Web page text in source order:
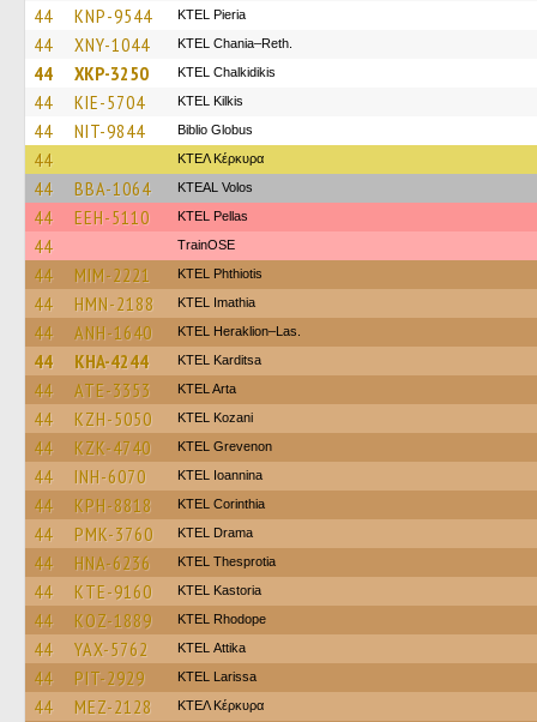
44 KNP-9544 KTEL Pieria
44 XNY-1044 KTEL Chania–Reth.
44 XKP-3250 ΚΤΕL Chalkidikis
44 KIE-5704 KTEL Kilkis
44 NIT-9844 Biblio Globus
44 ΚΤΕΛ Κέρκυρα
44 BBA-1064 KTEAL Volos
44 EEH-5110 KTEL Pellas
44 TrainΟSE
44 MIM-2221 ΚΤΕL Phthiotis
44 HMN-2188 KTEL Imathia
44 ANH-1640 KTEL Heraklion–Las.
44 KHA-4244 ΚΤΕL Karditsa
44 ATE-3353 KTEL Arta
44 KZH-5050 ΚΤΕL Kozani
44 KZK-4740 ΚΤΕL Grevenon
44 INH-6070 KTEL Ioannina
44 KPH-8818 KTEL Corinthia
44 PMK-3760 KTEL Drama
44 HNA-6236 KTEL Thesprotia
44 KTE-9160 KTEL Kastoria
44 KOZ-1889 KTEL Rhodope
44 YAX-5762 KΤΕL Αttika
44 PIT-2929 KTEL Larissa
44 MEZ-2128 ΚΤΕΛ Κέρκυρα